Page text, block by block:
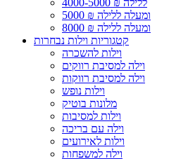
5000 ₪ ומעלה ללילה
8000 ₪ ומעלה ללילה
קטגוריות וילות נבחרות
וילות להשכרה
וילה למסיבת רווקים
וילה למסיבת רווקות
וילות נופש
מלונות בוטיק
וילות למסיבות
וילה עם בריכה
וילות לאירועים
וילה למשפחות